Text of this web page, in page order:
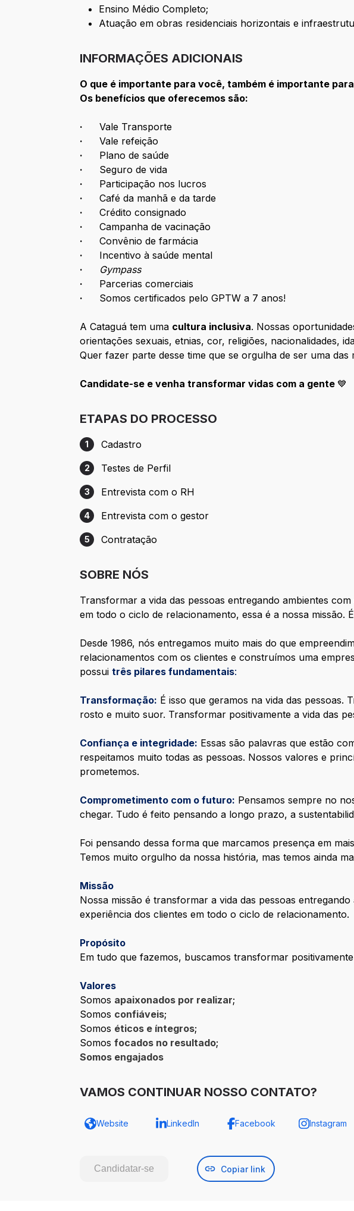
Ensino Médio Completo;
Atuação em obras residenciais horizontais e
INFORMAÇÕES ADICIONAIS
O que é importante para você, também é importante
Os benefícios que oferecemos são:
·Vale Transporte
·Vale refeição
· Plano de saúde
· Seguro de vida
· Participação nos lucros
·Café da manhã e da tarde
·Crédito consignado
·Campanha de vacinação
·Convênio de farmácia
· Incentivo à saúde mental
· Gympass
· Parcerias comerciais
· Somos certificados pelo GPTW a 7 anos!
A Cataguá tem uma cultura inclusiva. Nossas
orientações sexuais, etnias, cor, religiões, nacionalidades,
Quer fazer parte desse time que se orgulha de ser uma
Candidate-se e venha transformar vidas com a gente 💙
ETAPAS DO PROCESSO
Etapa 1: Cadastro
1 Cadastro
Etapa 2: Testes de Perfil
2 Testes de Perfil
Etapa 3: Entrevista com o RH
3 Entrevista com o RH
Etapa 4: Entrevista com o gestor
4 Entrevista com o gestor
Etapa 5: Contratação
5 Contratação
SOBRE NÓS
Transformar a vida das pessoas entregando ambientes
em todo o ciclo de relacionamento, essa é a nossa
Desde 1986, nós entregamos muito mais do que
relacionamentos com os clientes e construímos uma
possuitrês pilares fundamentais:
Transformação: É isso que geramos na vida das
rosto e muito suor. Transformar positivamente a vida das
Confiança e integridade: Essas são palavras que estão
respeitamos muito todas as pessoas. Nossos valores e
prometemos.
Comprometimento com o futuro: Pensamos sempre no
chegar. Tudo é feito pensando a longo prazo, a
Foi pensando dessa forma que marcamos presença em
Temos muito orgulho da nossa história, mas temos ainda
Missão
Nossa missão é transformar a vida das pessoas
experiência dos clientes em todo o ciclo de relacionamento.
Propósito
Em tudo que fazemos, buscamos transformar
Valores
Somos apaixonados por realizar;
Somos confiáveis;
Somos éticos e íntegros;
Somosfocados no resultado;
Somos engajados
VAMOS CONTINUAR NOSSO CONTATO?
Website LinkedIn Facebook Instagram
Candidatar-se Copiar link